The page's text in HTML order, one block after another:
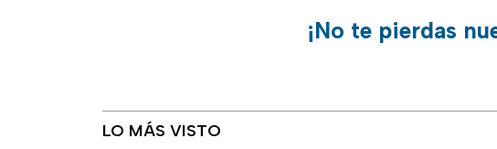
¡No te pierdas
LO MÁS VISTO